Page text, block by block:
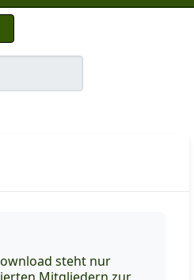
steht nur